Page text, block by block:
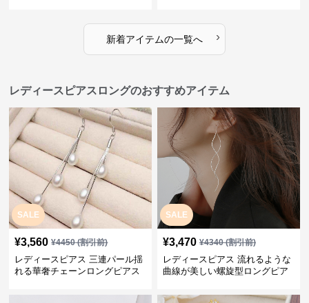
新着アイテムの一覧へ ›
レディースピアスロングのおすすめアイテム
SALE
¥3,560 ¥4450(割引前)
レディースピアス 三連パール揺
れる華奢チェーンロングピアス
SALE
¥3,470 ¥4340(割引前)
レディースピアス 流れるような
曲線が美しい螺旋型ロングピア